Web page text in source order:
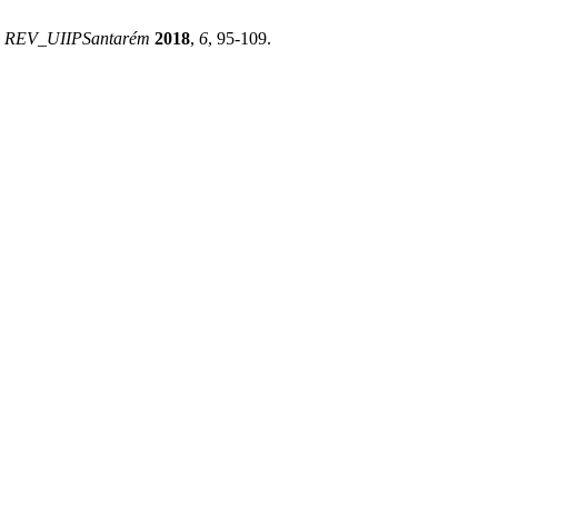
REV_UIIPSantarém 2018, 6, 95-109.